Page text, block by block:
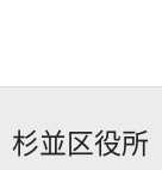
杉並区役所